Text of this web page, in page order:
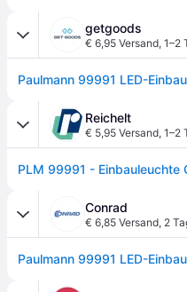
getgoods
€ 6,95 Versand, 1–2
Reichelt
€ 5,95 Versand, 1–2
Conrad
€ 6,85 Versand, 2